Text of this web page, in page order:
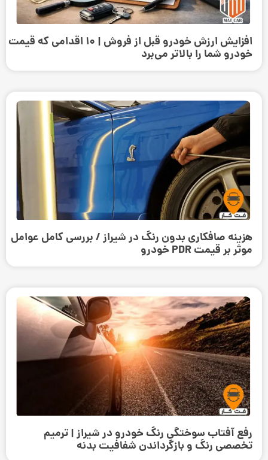
افزایش ارزش خودرو قبل از فروش | ۱۰ اقدامی که قیمت
خودرو شما را بالاتر می‌برد
هزینه صافکاری بدون رنگ در شیراز / بررسی کامل عوامل
موثر بر قیمت PDR خودرو
رفع آفتاب سوختگی رنگ خودرو در شیراز | ترمیم
تخصصی رنگ و بازگرداندن شفافیت بدنه